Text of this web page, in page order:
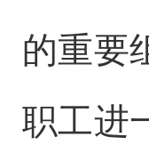
的重要
职工进